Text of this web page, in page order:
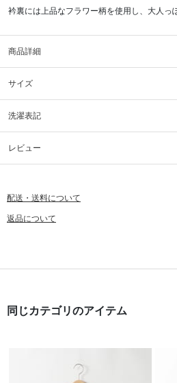
衿裏には上品なフラワー柄を使用し、大人っ
商品詳細
サイズ
洗濯表記
レビュー
配送・送料について
返品について
同じカテゴリのアイテム